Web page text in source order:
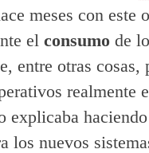
meses con
el consumo de
entre otras
realmente
explicaba
los nuevos